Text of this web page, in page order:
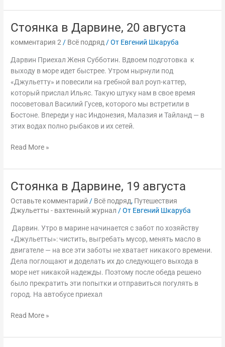
Стоянка в Дарвине, 20 августа
комментария 2 / Всё подряд / От Евгений Шкаруба
Дарвин Приехал Женя Субботин. Вдвоем подготовка к
выходу в море идет быстрее. Утром нырнули под
«Джульетту» и повесили на гребной вал роуп-каттер,
который прислал Ильяс. Такую штуку нам в свое время
посоветовал Василий Гусев, которого мы встретили в
Бостоне. Впереди у нас Индонезия, Малазия и Тайланд — в
этих водах полно рыбаков и их сетей.
Стоянка
20
августа
Read More »
Стоянка в Дарвине, 19 августа
Оставьте комментарий / Всё подряд, Путешествия
Джульетты - вахтенный журнал / От Евгений Шкаруба
Дарвин. Утро в марине начинается с забот по хозяйству
«Джульетты»: чистить, выгребать мусор, менять масло в
двигателе — на все эти заботы не хватает никакого времени.
Дела поглощают и доделать их до следующего выхода в
море нет никакой надежды. Поэтому после обеда решено
было прекратить эти попытки и отправиться погулять в
город. На автобусе приехал
Стоянка
Дарвине,
августа
Read More »